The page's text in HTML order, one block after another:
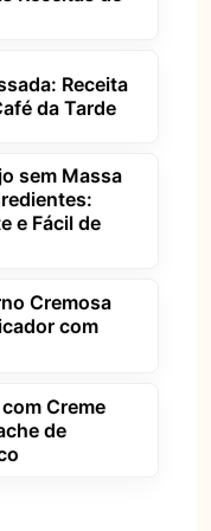
Receita
da Tarde
sem Massa
e Fácil de
Cremosa
com
Creme
de